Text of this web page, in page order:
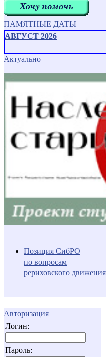
ПАМЯТНЫЕ ДАТЫ
АВГУСТ 2026
Актуально
Позиция СибРО
по вопросам
рериховского движения
Авторизация
Логин:
Пароль: